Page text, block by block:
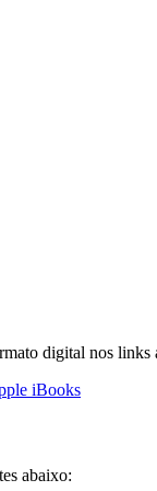
digital nos links
iBooks
abaixo: